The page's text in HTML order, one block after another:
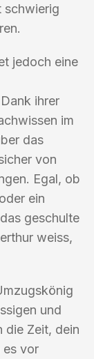
schwierig
jedoch eine
ihrer
im
das
von
Egal, ob
ein
geschulte
weiss,
und
die Zeit, dein
es vor